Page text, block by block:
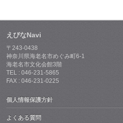
えびなNavi
〒243-0438
神奈川県海老名市めぐみ町6-1
海老名市文化会館3階
TEL : 046-231-5865
FAX : 046-231-0225
個人情報保護方針
よくある質問